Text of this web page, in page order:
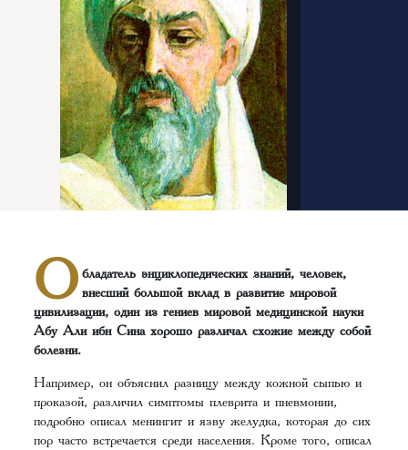
О бладатель энциклопедических знаний, человек,
внесший большой вклад в развитие мировой
цивилизации, один из гениев мировой медицинской науки
Абу Али ибн Сина хорошо различал схожие между собой
болезни.
Например, он объяснил разницу между кожной сыпью и
проказой, различил симптомы плеврита и пневмонии,
подробно описал менингит и язву желудка, которая до сих
пор часто встречается среди населения. Кроме того, описал